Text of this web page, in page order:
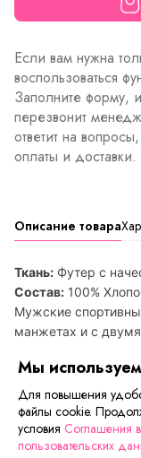
Если вам нужна
воспользоваться
Заполните форму,
перезвонит
ответит на
оплаты и доставки.
Описание товара
Ткань: Футер с
Состав: 100%
Мужские
манжетах и с
стягивают
принт в вид
подойдут как для
длина по
Товар уценен в
Мы
Для повышения
файлы cookie.
условия Соглашения
пользовательских